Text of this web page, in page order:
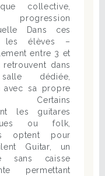
collective,
Dans ces
les élèves –
entre 3 et
dans
dédiée,
avec sa propre
Certains
les guitares
ou folk,
optent pour
Guitar, un
sans caisse
permettant